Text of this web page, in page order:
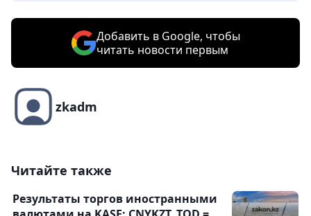
Добавить в Google, чтобы
читать новости первым
zkadm
Читайте также
Результаты торгов иностранными